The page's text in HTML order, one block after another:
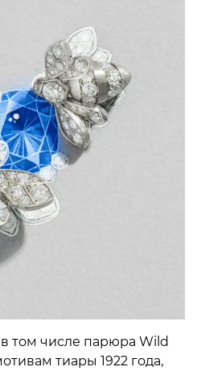
том числе парюра Wild
тиары 1922 года,